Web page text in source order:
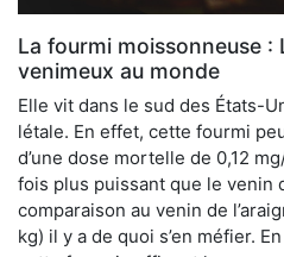
La fourmi moissonneuse :
venimeux au monde
Elle vit dans le sud des États-
létale. En effet, cette fourmi
d’une dose mortelle de 0,12
fois plus puissant que le venin
comparaison au venin de
kg) il y a de quoi s’en méfier.